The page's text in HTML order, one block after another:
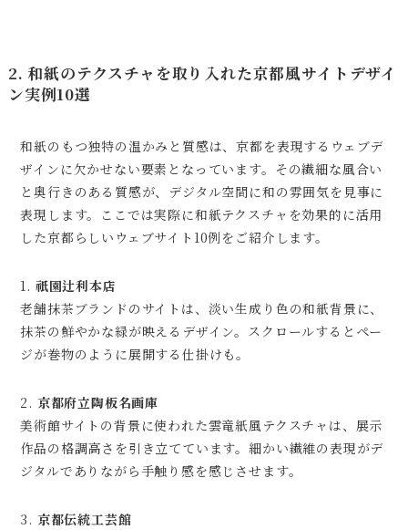
2. 和紙のテクスチャを取り入れた京都風サイトデザイ
ン実例10選
和紙のもつ独特の温かみと質感は、京都を表現するウェブデ
ザインに欠かせない要素となっています。その繊細な風合い
と奥行きのある質感が、デジタル空間に和の雰囲気を見事に
表現します。ここでは実際に和紙テクスチャを効果的に活用
した京都らしいウェブサイト10例をご紹介します。
1. 祇園辻利本店
老舗抹茶ブランドのサイトは、淡い生成り色の和紙背景に、
抹茶の鮮やかな緑が映えるデザイン。スクロールするとペー
ジが巻物のように展開する仕掛けも。
2. 京都府立陶板名画庫
美術館サイトの背景に使われた雲竜紙風テクスチャは、展示
作品の格調高さを引き立てています。細かい繊維の表現がデ
ジタルでありながら手触り感を感じさせます。
3. 京都伝統工芸館